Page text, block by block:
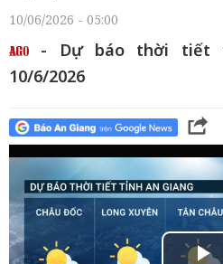
10/06/2026 - 05:00
- Dự báo thời tiết
10/6/2026